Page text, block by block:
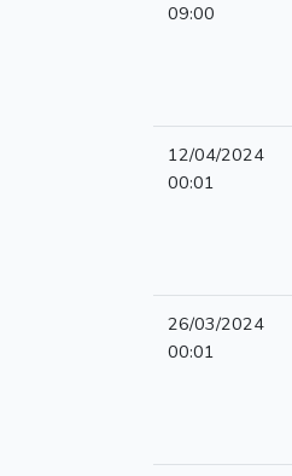
09:00
12/04/2024
00:01
26/03/2024
00:01